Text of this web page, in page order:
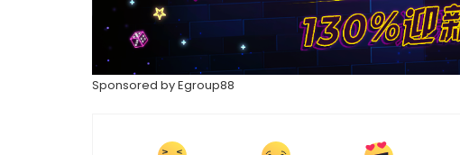
Sponsored byEgroup88